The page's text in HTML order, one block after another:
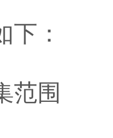
下：
围